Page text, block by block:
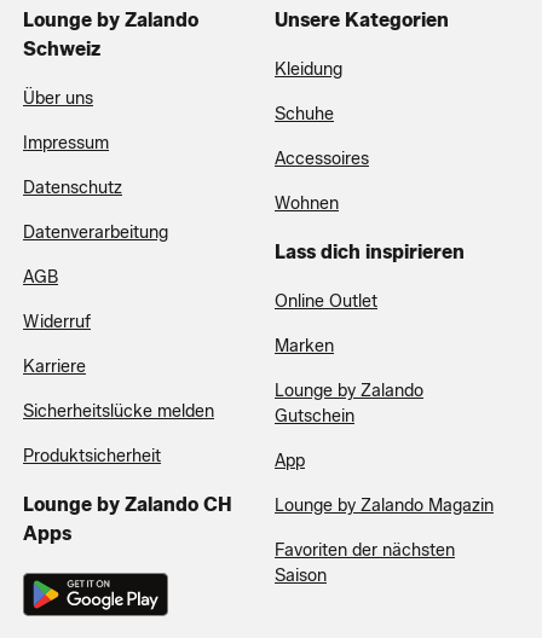
Lounge by Zalando
Schweiz
Über uns
Impressum
Datenschutz
Datenverarbeitung
AGB
Widerruf
Karriere
Sicherheitslücke melden
Produktsicherheit
Lounge by Zalando CH
Apps
Unsere Kategorien
Kleidung
Schuhe
Accessoires
Wohnen
Lass dich inspirieren
Online Outlet
Marken
Lounge by Zalando
Gutschein
App
Lounge by Zalando Magazin
Favoriten der nächsten
Saison